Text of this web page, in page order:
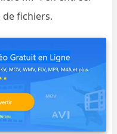
fichiers.